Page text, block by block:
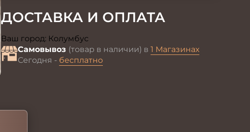
ДОСТАВКА И ОПЛАТА
Ваш город: Колумбус
Самовывоз (товар в наличии) в 1 Магазинах
Сегодня - бесплатно